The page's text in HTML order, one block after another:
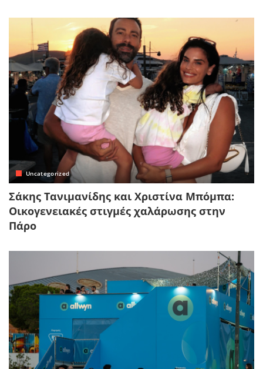
Uncategorized
Σάκης Τανιμανίδης και Χριστίνα Μπόμπα:
Οικογενειακές στιγμές χαλάρωσης στην
Πάρο